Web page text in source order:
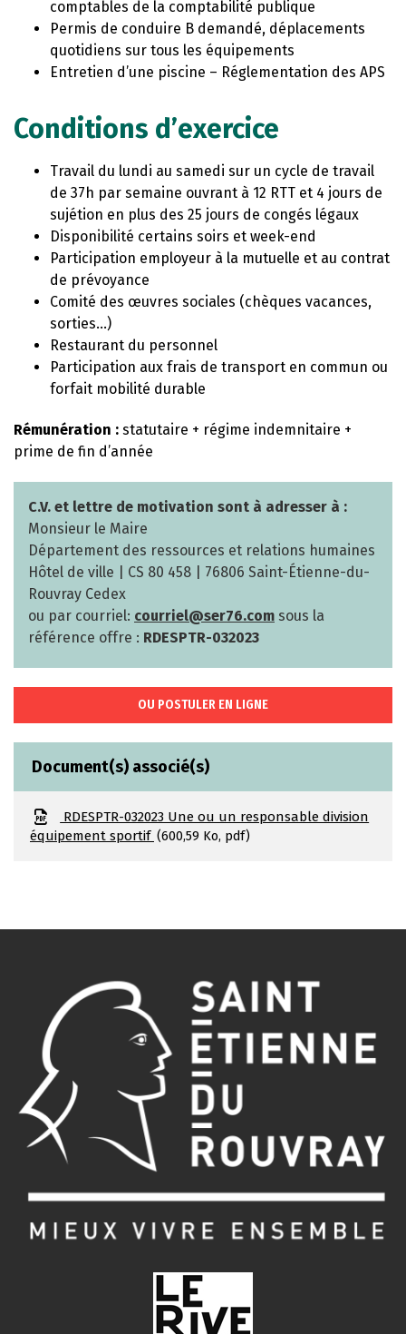
comptables de la comptabilité publique
Permis de conduire B demandé, déplacements
quotidiens sur tous les équipements
Entretien d’une piscine – Réglementation des APS
Conditions d’exercice
Travail du lundi au samedi sur un cycle de travail
de 37h par semaine ouvrant à 12 RTT et 4 jours de
sujétion en plus des 25 jours de congés légaux
Disponibilité certains soirs et week-end
Participation employeur à la mutuelle et au contrat
de prévoyance
Comité des œuvres sociales (chèques vacances,
sorties…)
Restaurant du personnel
Participation aux frais de transport en commun ou
forfait mobilité durable
Rémunération : statutaire + régime indemnitaire +
prime de fin d’année
C.V. et lettre de motivation sont à adresser à :
Monsieur le Maire
Département des ressources et relations humaines
Hôtel de ville | CS 80 458 | 76806 Saint-Étienne-du-
Rouvray Cedex
ou par courriel: courriel@ser76.com sous la
référence offre : RDESPTR-032023
OU POSTULER EN LIGNE
Document(s) associé(s)
RDESPTR-032023 Une ou un responsable division
équipement sportif
600,59 Ko, pdf